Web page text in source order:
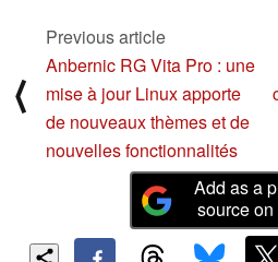
⟨
Previous article
Anbernic RG Vita Pro : une
mise à jour Linux apporte
de nouveaux thèmes et de
nouvelles fonctionnalités
Add as a
source